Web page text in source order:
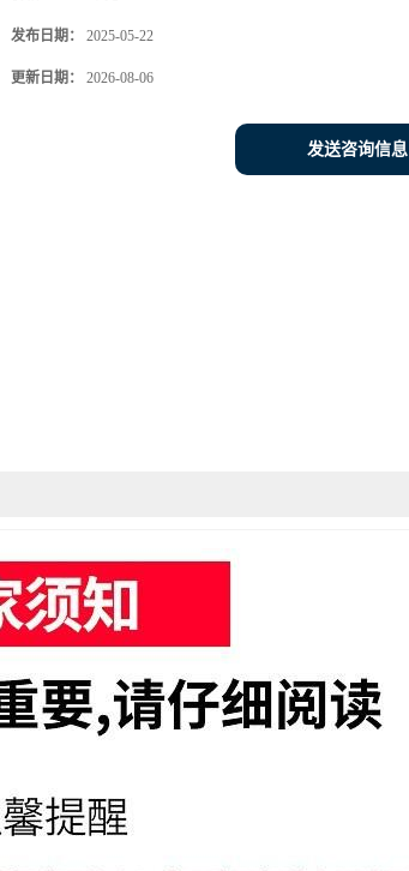
发布日期： 2025-05-22
更新日期： 2026-08-06
发送咨询信息